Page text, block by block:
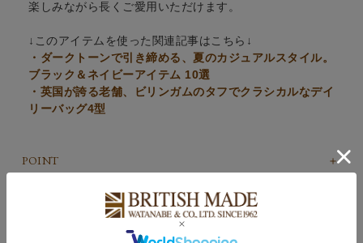
楽しみながら長くご愛用いただけます。
↓このアイテムを使った関連記事はこちら↓
・ダークトーンで引き締める、夏のカジュアルスタイル。
ブラック＆ネイビーアイテム 10選
・英国が誇る老舗、ビリンガムのタフでクラシカルなデイ
リーバッグ4型
POINT
COLOUR VARIATION